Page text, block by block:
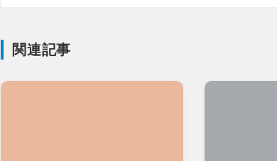
関連記事